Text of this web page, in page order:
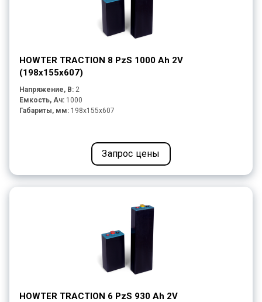
HOWTER TRACTION 8 PzS 1000 Ah 2V
(198x155x607)
Напряжение, В: 2
Емкость, Ач: 1000
Габариты, мм: 198x155x607
Запрос цены
HOWTER TRACTION 6 PzS 930 Ah 2V